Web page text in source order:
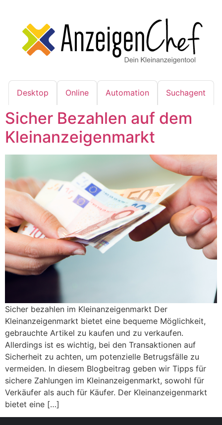
Desktop Online Automation Suchagent
Sicher Bezahlen auf dem
Kleinanzeigenmarkt
Sicher bezahlen im Kleinanzeigenmarkt Der
Kleinanzeigenmarkt bietet eine bequeme Möglichkeit,
gebrauchte Artikel zu kaufen und zu verkaufen.
Allerdings ist es wichtig, bei den Transaktionen auf
Sicherheit zu achten, um potenzielle Betrugsfälle zu
vermeiden. In diesem Blogbeitrag geben wir Tipps für
sichere Zahlungen im Kleinanzeigenmarkt, sowohl für
Verkäufer als auch für Käufer. Der Kleinanzeigenmarkt
bietet eine […]